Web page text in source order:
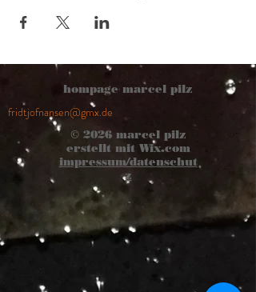
hompage marcel pilz
fridtjofnansen@gmx.de
© 2026marcel pilz
erstellt mit Wix.com
impressum/datenschut
z